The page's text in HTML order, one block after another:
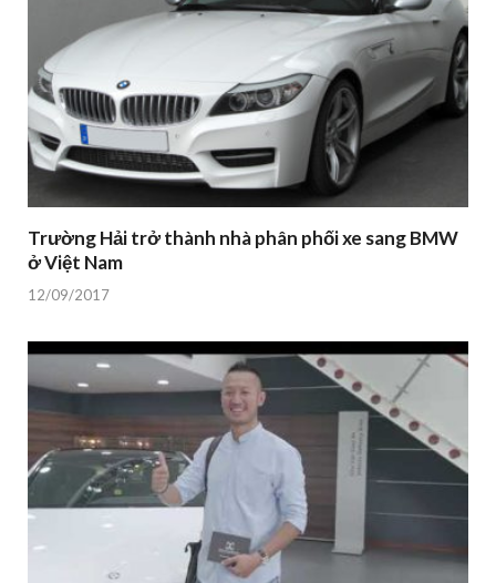
Trường Hải trở thành nhà phân phối xe sang BMW
ở Việt Nam
12/09/2017